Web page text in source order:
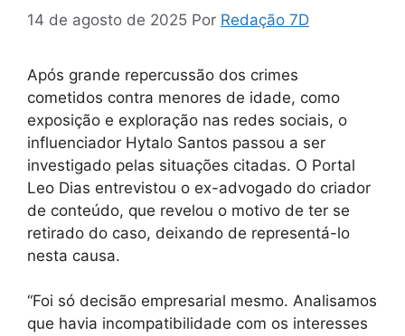
14 de agosto de 2025 Por Redação 7D
Após grande repercussão dos crimes
cometidos contra menores de idade, como
exposição e exploração nas redes sociais, o
influenciador Hytalo Santos passou a ser
investigado pelas situações citadas. O Portal
Leo Dias entrevistou o ex-advogado do criador
de conteúdo, que revelou o motivo de ter se
retirado do caso, deixando de representá-lo
nesta causa.
“Foi só decisão empresarial mesmo. Analisamos
que havia incompatibilidade com os interesses